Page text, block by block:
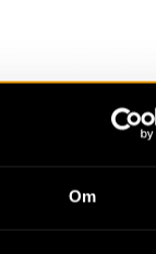
Om
RAPPORT 2015:40
Väg 13